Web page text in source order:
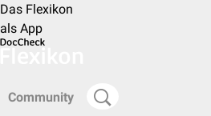
Das Flexikon
als App
Community